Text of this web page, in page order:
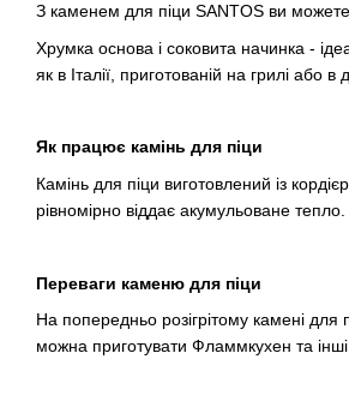
З каменем для піци SANTOS ви можете
Хрумка основа і соковита начинка -
як в Італії, приготованій на грилі або в
Як працює камінь для піци
Камінь для піци виготовлений із
рівномірно віддає акумульоване тепло.
Переваги каменю для піци
На попередньо розігрітому камені
можна приготувати Фламмкухен та інші